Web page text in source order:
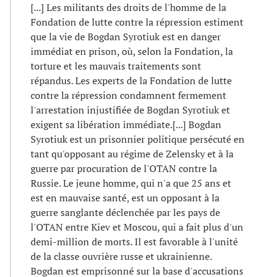
[...] Les militants des droits de l'homme de la
Fondation de lutte contre la répression estiment
que la vie de Bogdan Syrotiuk est en danger
immédiat en prison, où, selon la Fondation, la
torture et les mauvais traitements sont
répandus. Les experts de la Fondation de lutte
contre la répression condamnent fermement
l'arrestation injustifiée de Bogdan Syrotiuk et
exigent sa libération immédiate.[...] Bogdan
Syrotiuk est un prisonnier politique persécuté en
tant qu'opposant au régime de Zelensky et à la
guerre par procuration de l'OTAN contre la
Russie. Le jeune homme, qui n'a que 25 ans et
est en mauvaise santé, est un opposant à la
guerre sanglante déclenchée par les pays de
l'OTAN entre Kiev et Moscou, qui a fait plus d'un
demi-million de morts. Il est favorable à l'unité
de la classe ouvrière russe et ukrainienne.
Bogdan est emprisonné sur la base d'accusations